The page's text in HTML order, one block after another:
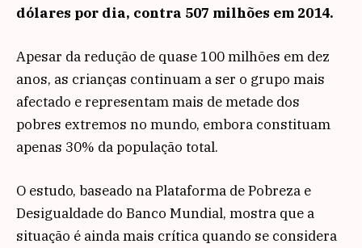
dólares por dia, contra 507 milhões em 2014.
Apesar da redução de quase 100 milhões em dez
anos, as crianças continuam a ser o grupo mais
afectado e representam mais de metade dos
pobres extremos no mundo, embora constituam
apenas 30% da população total.
O estudo, baseado na Plataforma de Pobreza e
Desigualdade do Banco Mundial, mostra que a
situação é ainda mais crítica quando se considera